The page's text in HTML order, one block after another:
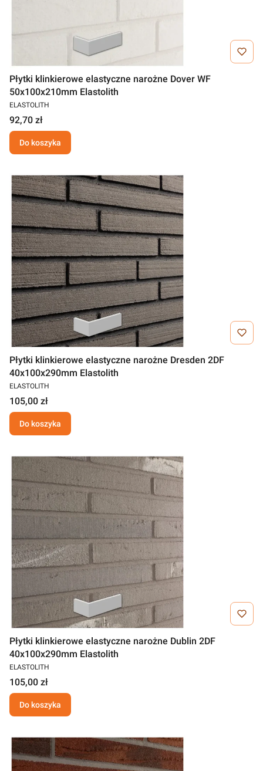
Płytki klinkierowe elastyczne narożne Dover WF
50x100x210mm Elastolith
ELASTOLITH
92,70 zł
Do koszyka
Płytki klinkierowe elastyczne narożne Dresden 2DF
40x100x290mm Elastolith
ELASTOLITH
105,00 zł
Do koszyka
Płytki klinkierowe elastyczne narożne Dublin 2DF
40x100x290mm Elastolith
ELASTOLITH
105,00 zł
Do koszyka